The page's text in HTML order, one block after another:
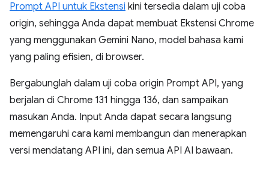
Prompt API untuk Ekstensi kini tersedia dalam uji coba
origin, sehingga Anda dapat membuat Ekstensi Chrome
yang menggunakan Gemini Nano, model bahasa kami
yang paling efisien, di browser.
Bergabunglah dalam uji coba origin Prompt API, yang
berjalan di Chrome 131 hingga 136, dan sampaikan
masukan Anda. Input Anda dapat secara langsung
memengaruhi cara kami membangun dan menerapkan
versi mendatang API ini, dan semua API AI bawaan.